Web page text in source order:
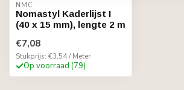
NMC
Nomastyl Kaderlijst I
(40 x 15 mm), lengte 2 m
€7,08
Stukprijs: €3,54 / Meter
Op voorraad (79)